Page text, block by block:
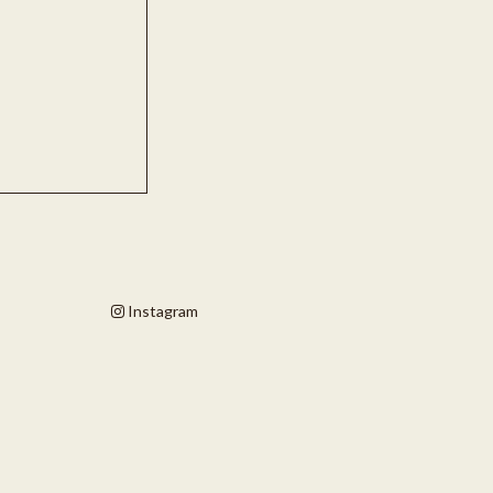
Instagram